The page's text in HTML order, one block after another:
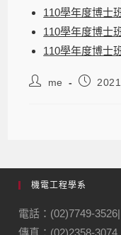
110學年度博士
110學年度博士
110學年度博士
me
機電工程學系
電話：(02)7749-
傳真：(02)2358-3074